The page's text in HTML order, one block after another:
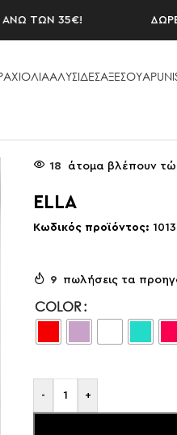
ΤΩΝ 35€! ΔΩΡΕΑΝ
ΑΛΥΣΙΔΕΣΑΞΕΣΟΥAΡ
18 άτομα βλέπουν
ELLA
Κωδικός προϊόντος:
9 πωλήσεις τα
COLOR
- +